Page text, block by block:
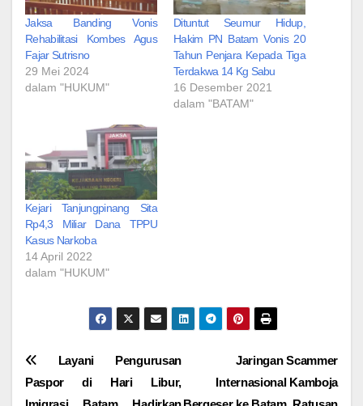
Jaksa Banding Vonis
Rehabilitasi Kombes Agus
Fajar Sutrisno
29 Mei 2024
dalam "HUKUM"
Dituntut Seumur Hidup,
Hakim PN Batam Vonis 20
Tahun Penjara Kepada Tiga
Terdakwa 14 Kg Sabu
16 Desember 2021
dalam "BATAM"
Kejari Tanjungpinang Sita
Rp4,3 Miliar Dana TPPU
Kasus Narkoba
14 April 2022
dalam "HUKUM"
Navigasi
pos
Jaringan Scammer
Internasional Kamboja
Layani Pengurusan
Paspor di Hari Libur,